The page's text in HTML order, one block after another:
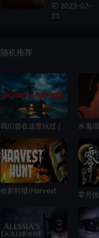
2023-07-
23
随机推荐
我们曾在这里玩过 /
Here 恐怖探索解谜游
戏
水鬼/
收割狩猎(Harvest
零月
中
改器|